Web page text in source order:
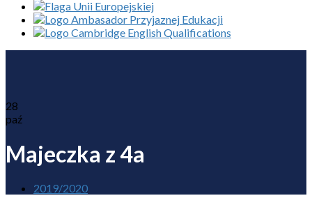
28
paź
Majeczka z 4a
2019/2020